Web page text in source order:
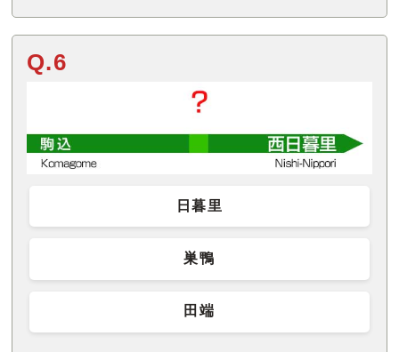
Q.6
日暮里
巣鴨
田端